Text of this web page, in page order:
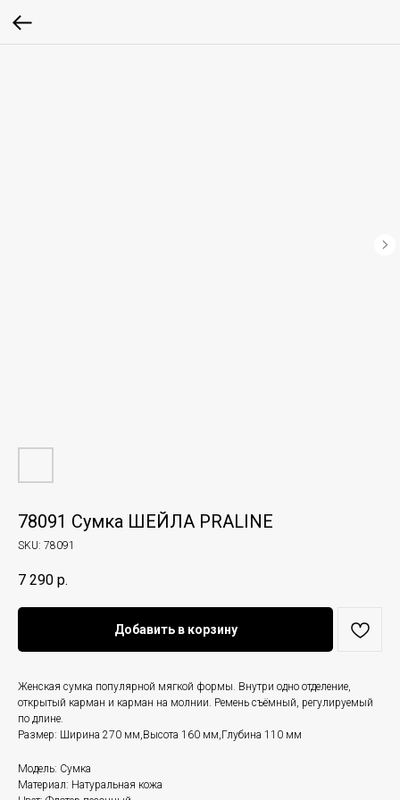
78091 Сумка ШЕЙЛА PRALINE
SKU: 78091
7 290 р.
Добавить в корзину
Женская сумка популярной мягкой формы. Внутри одно отделение,
открытый карман и карман на молнии. Ремень съёмный, регулируемый
по длине.
Размер: Ширина 270 мм,Высота 160 мм,Глубина 110 мм
Модель: Сумка
Материал: Натуральная кожа